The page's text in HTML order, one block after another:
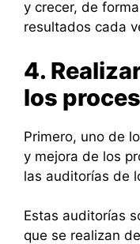
y crecer, de
resultados cada
4.
los
Primero, uno de
y mejora de los
las auditorías de
Estas auditorías
que se realizan